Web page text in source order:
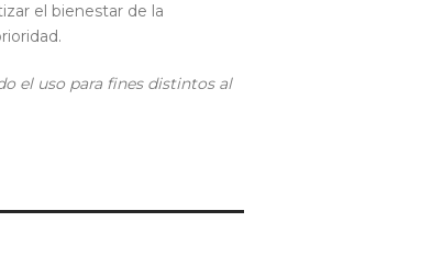
el bienestar de la
el uso para fines distintos al